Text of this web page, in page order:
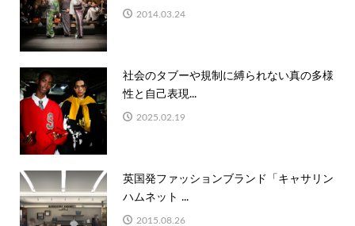
2014.03.24
社会のタブーや規制に縛られない真の多様
性と自己表現...
2025.02.19
英国発ファッションブランド「キャサリン
ハムネット ...
2015.08.26